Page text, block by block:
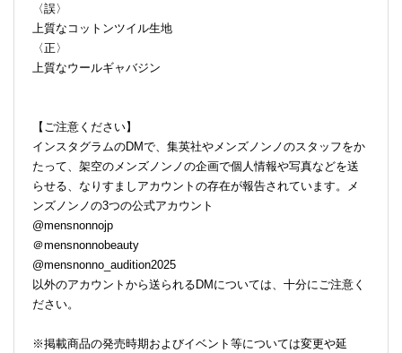
〈誤〉
上質なコットンツイル生地
〈正〉
上質なウールギャバジン
【ご注意ください】
インスタグラムのDMで、集英社やメンズノンノのスタッフをか
たって、架空のメンズノンノの企画で個人情報や写真などを送
らせる、なりすましアカウントの存在が報告されています。メ
ンズノンノの3つの公式アカウント
@mensnonnojp
＠mensnonnobeauty
@mensnonno_audition2025
以外のアカウントから送られるDMについては、十分にご注意く
ださい。
※掲載商品の発売時期およびイベント等については変更や延